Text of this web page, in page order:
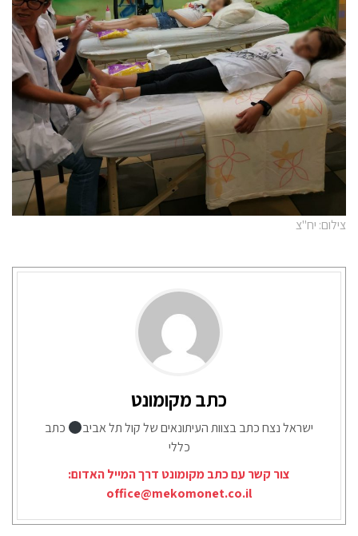
צילום: יח"צ
כתב מקומונט
ישראל נצח כתב בצוות העיתונאים של קול תל אביב
כתב
כללי
צור קשר עם כתב מקומונט דרך המייל האדום:
office@mekomonet.co.il